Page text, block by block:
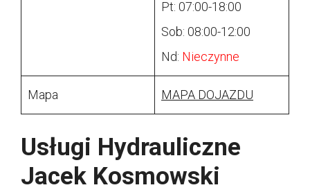
Pt: 07:00-18:00
Sob: 08:00-12:00
Nd: Nieczynne
Mapa MAPA DOJAZDU
Usługi Hydrauliczne
Jacek Kosmowski